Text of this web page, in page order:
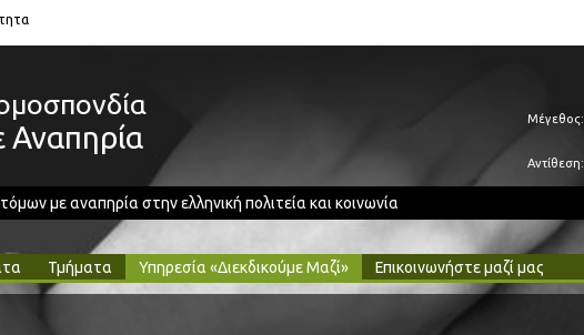
Μέγεθος:
Αντίθεση:
με αναπηρία στην ελληνική πολιτεία και κοινωνία
Τμήματα Υπηρεσία «Διεκδικούμε Μαζί» Επικοινωνήστε μαζί μας